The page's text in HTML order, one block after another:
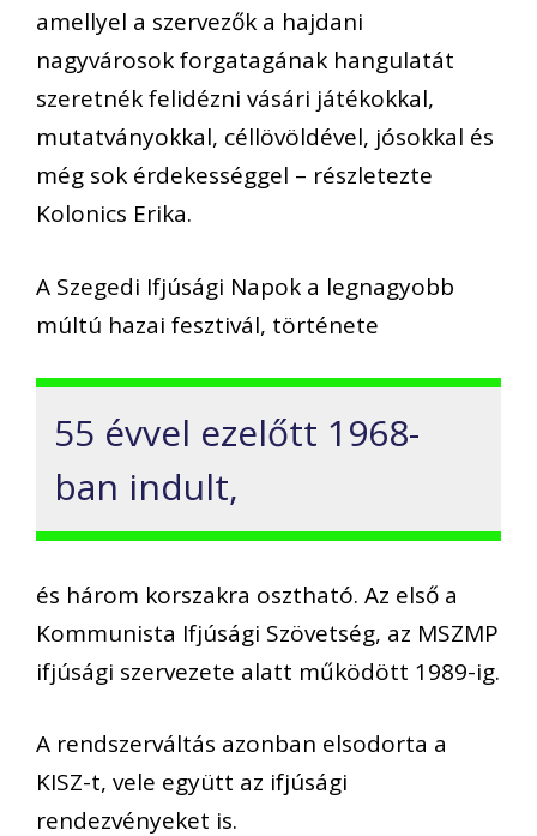
amellyel a szervezők a hajdani
nagyvárosok forgatagának hangulatát
szeretnék felidézni vásári játékokkal,
mutatványokkal, céllövöldével, jósokkal és
még sok érdekességgel – részletezte
Kolonics Erika.
A Szegedi Ifjúsági Napok a legnagyobb
múltú hazai fesztivál, története
55 évvel ezelőtt 1968-
ban indult,
és három korszakra osztható. Az első a
Kommunista Ifjúsági Szövetség, az MSZMP
ifjúsági szervezete alatt működött 1989-ig.
A rendszerváltás azonban elsodorta a
KISZ-t, vele együtt az ifjúsági
rendezvényeket is.